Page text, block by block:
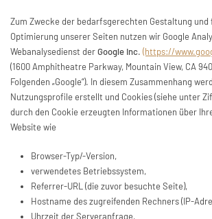
Zum Zwecke der bedarfsgerechten Gestaltung und
Optimierung unserer Seiten nutzen wir Google
Webanalysedienst derGoogle Inc. (https://
(1600 Amphitheatre Parkway, Mountain View, CA
Folgenden „Google“). In diesem Zusammenhang
Nutzungsprofile erstellt und Cookies (siehe unter
durch den Cookie erzeugten Informationen über
Website wie
Browser-Typ/-Version,
verwendetes Betriebssystem,
Referrer-URL (die zuvor besuchte Seite),
Hostname des zugreifenden Rechners (IP-
Uhrzeit der Serveranfrage,